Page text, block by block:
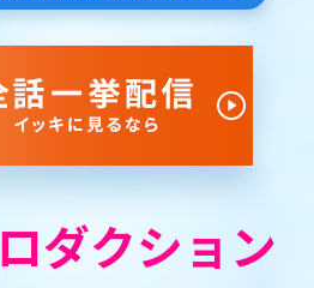
ダクション